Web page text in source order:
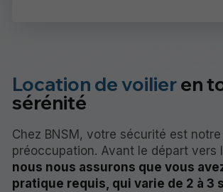
Location de voilieren
sérénité
Chez BNSM, votre sécurité est
préoccupation. Avant le départ vers
nous nous assurons que vous
pratique requis, qui varie de 2 à 3